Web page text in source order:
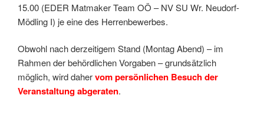
15.00 (EDER Matmaker Team OÖ – NV SU Wr. Neudorf-
Mödling I) je eine des Herrenbewerbes.
Obwohl nach derzeitigem Stand (Montag Abend) – im
Rahmen der behördlichen Vorgaben – grundsätzlich
möglich, wird dahervom persönlichen Besuch der
Veranstaltung abgeraten.